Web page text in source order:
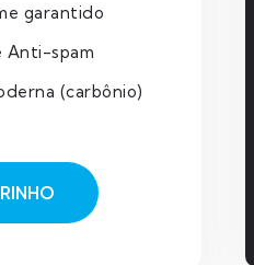
garantido
Anti-spam
(carbônio)